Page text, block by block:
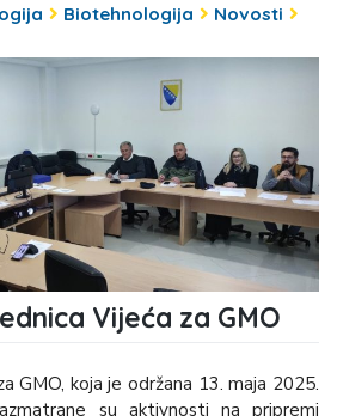
Biotehnologija
Novosti
Vijeća za GMO
GMO, koja je održana 13. maja 2025.
su aktivnosti na pripremi